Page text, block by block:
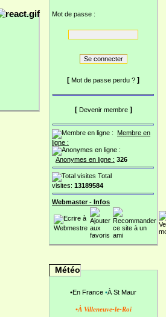
Mot de passe :
[ Mot de passe perdu ? ]
[ Devenir membre]
Membre en
ligne :
Anonymes en ligne : 326
Total
visites: 13189584
Webmaster - Infos
Météo
•En France •À St Maur
•À Villeneuve-le-Roi